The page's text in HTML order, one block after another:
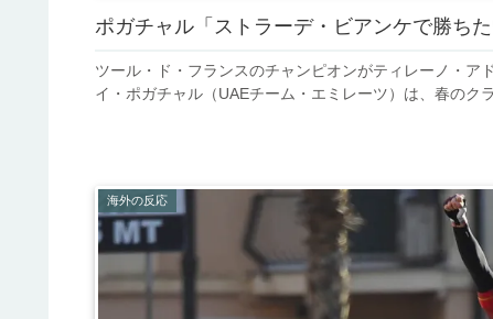
ポガチャル「ストラーデ・ビアンケで勝ちた
ツール・ド・フランスのチャンピオンがティレーノ・
イ・ポガチャル（UAEチーム・エミレーツ）は、春の
海外の反応